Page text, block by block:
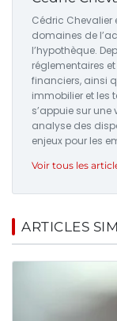
Cédric Chevalier
domaines de
l’hypothèque.
réglementaires
financiers, ainsi
immobilier et les
s’appuie sur
analyse des
enjeux pour les
Voir tous les
ARTICLES